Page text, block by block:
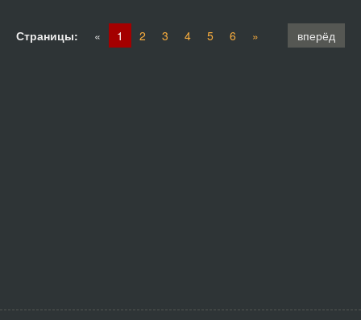
вперёд
Страницы: « 1 2 3 4 5 6 »